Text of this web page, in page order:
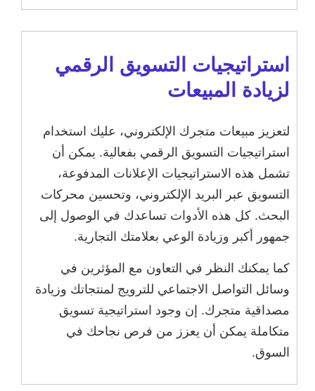
استراتيجيات التسويق الرقمي
لزيادة المبيعات
لتعزيز مبيعات متجرك الإلكتروني، عليك استخدام
استراتيجيات التسويق الرقمي بفعالية. يمكن أن
تشمل هذه الاستراتيجيات الإعلانات المدفوعة،
التسويق عبر البريد الإلكتروني، وتحسين محركات
البحث. كل هذه الأدوات تساعدك في الوصول إلى
جمهور أكبر وزيادة الوعي بعلامتك التجارية.
كما يمكنك النظر في التعاون مع المؤثرين في
وسائل التواصل الاجتماعي للترويج لمنتجاتك وزيادة
مصداقية متجرك. إن وجود استراتيجية تسويق
متكاملة يمكن أن يعزز من فرص نجاحك في
السوق.